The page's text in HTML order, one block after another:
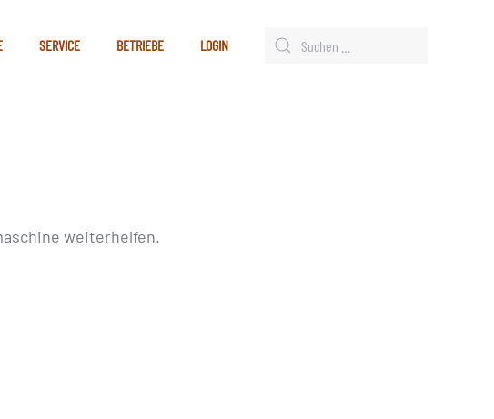
SERVICE BETRIEBE LOGIN
weiterhelfen.